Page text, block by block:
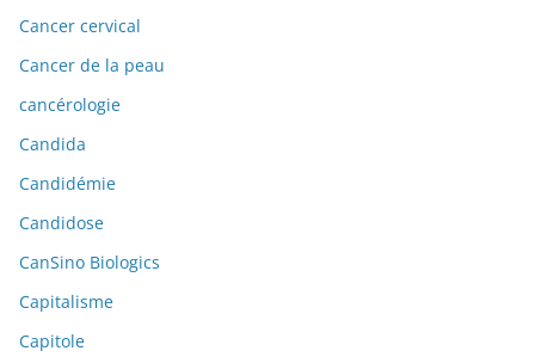
Cancer cervical
Cancer de la peau
cancérologie
Candida
Candidémie
Candidose
CanSino Biologics
Capitalisme
Capitole